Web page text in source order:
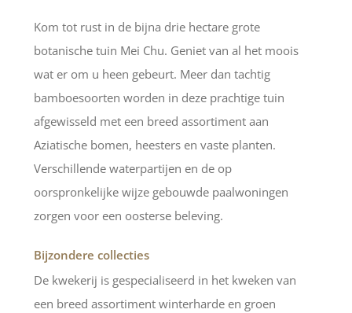
Kom tot rust in de bijna drie hectare grote
botanische tuin Mei Chu. Geniet van al het moois
wat er om u heen gebeurt. Meer dan tachtig
bamboesoorten worden in deze prachtige tuin
afgewisseld met een breed assortiment aan
Aziatische bomen, heesters en vaste planten.
Verschillende waterpartijen en de op
oorspronkelijke wijze gebouwde paalwoningen
zorgen voor een oosterse beleving.
Bijzondere collecties
De kwekerij is gespecialiseerd in het kweken van
een breed assortiment winterharde en groen